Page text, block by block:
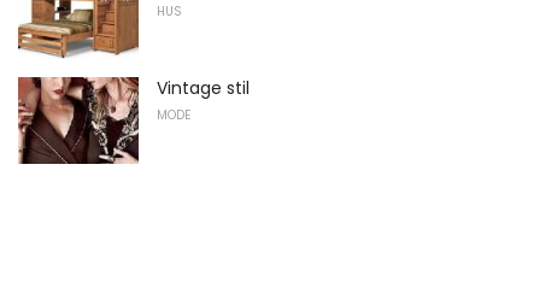
HUS
Vintage stil
MODE